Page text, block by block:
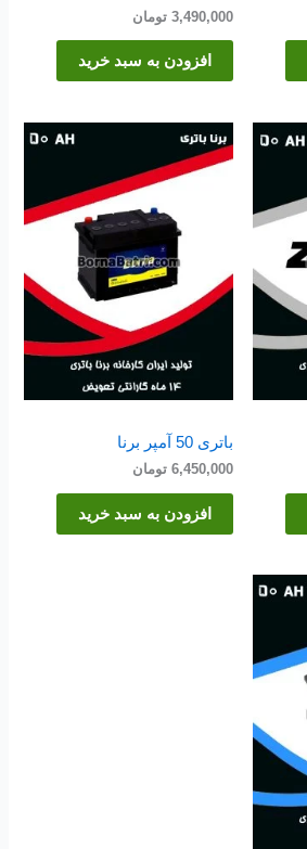
3,490,000 تومان
افزودن به سبد خرید
باتری 50 آمپر برنا
6,450,000 تومان
افزودن به سبد خرید